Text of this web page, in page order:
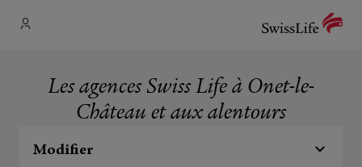
Les agences Swiss Life à Onet-le-
Château et aux alentours
Modifier